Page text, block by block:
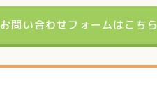
お問い合わせフォームはこちら